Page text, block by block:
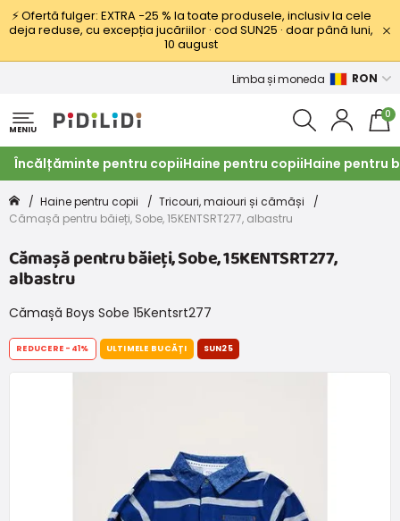
⚡ Ofertă fulger: EXTRA −25 % la toate produsele, inclusiv la cele
deja reduse, cu excepția jucăriilor · cod SUN25 · doar până luni,
10 august
Limba și moneda RON
MENIU
0
Încălțăminte pentru copiiHaine pentru copiiHaine pentru
Haine pentru copii
Tricouri, maiouri și cămăși
Cămașă pentru băieți, Sobe, 15KENTSRT277, albastru
Cămașă pentru băieți, Sobe, 15KENTSRT277,
albastru
Cămașă Boys Sobe 15Kentsrt277
REDUCERE -41% ULTIMELE BUCĂȚI SUN25